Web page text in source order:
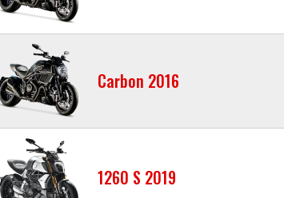
Carbon 2016
1260 S 2019